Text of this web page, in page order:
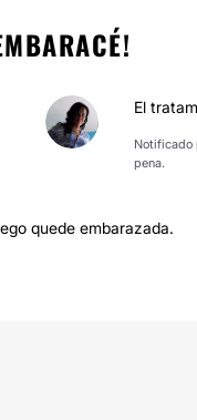
El
Notificado
pena.
quede embarazada.